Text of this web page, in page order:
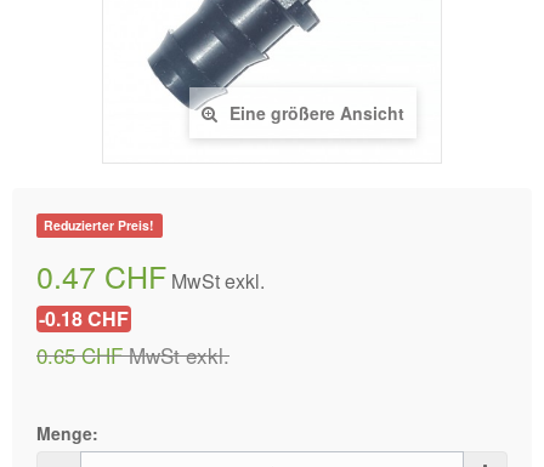
Eine größere Ansicht
Reduzierter Preis!
0.47 CHF MwSt exkl.
-0.18 CHF
0.65 CHFMwSt exkl.
Menge: